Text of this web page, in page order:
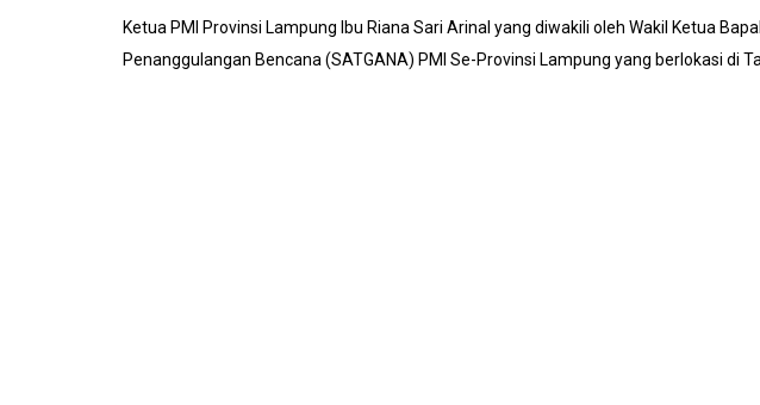
Ketua PMI Provinsi Lampung Ibu Riana Sari Arinal yang diwakili oleh Wakil Ketua
Penanggulangan Bencana (SATGANA) PMI Se-Provinsi Lampung yang berlokasi di